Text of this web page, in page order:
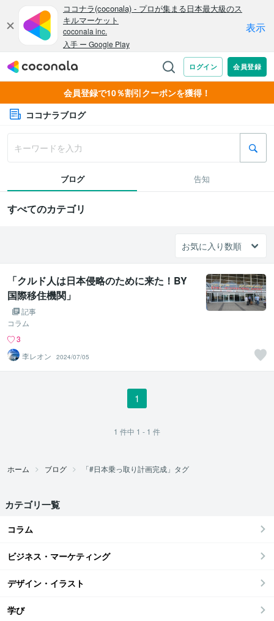
会員登録で10％割引クーポンを獲得！
ココナラブログ
ブログ 告知
すべてのカテゴリ
「クルド人は日本侵略のために来た！BY
国際移住機関」
記事
コラム
3
李レオン
2024/07/05
1
1 件中 1 - 1 件
ホーム ブログ 「#日本乗っ取り計画完成」タグ
カテゴリ一覧
コラム
ビジネス・マーケティング
デザイン・イラスト
学び